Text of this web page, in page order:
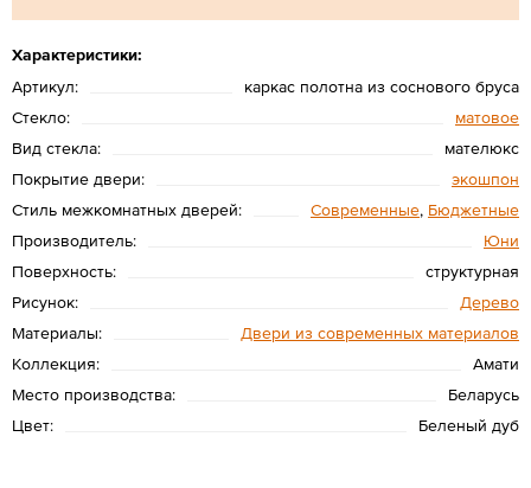
Характеристики:
Артикул:
каркас полотна из соснового бруса
Стекло:
матовое
Вид стекла:
мателюкс
Покрытие двери:
экошпон
Стиль межкомнатных дверей:
Современные, Бюджетные
Производитель:
Юни
Поверхность:
структурная
Рисунок:
Дерево
Материалы:
Двери из современных материалов
Коллекция:
Амати
Место производства:
Беларусь
Цвет:
Беленый дуб